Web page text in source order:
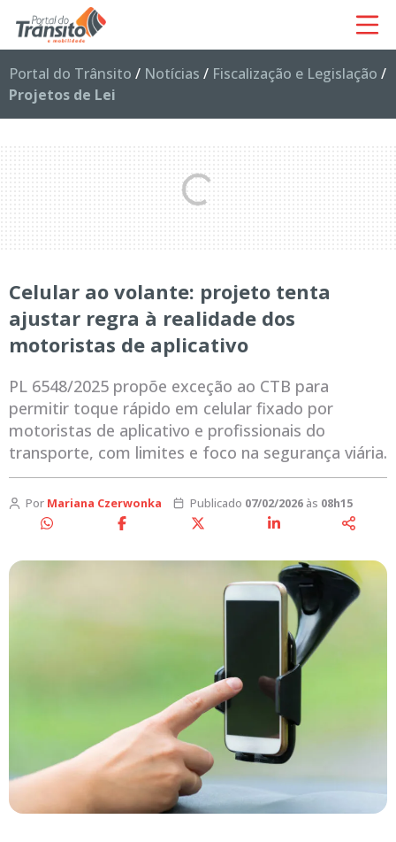
Portal do Trânsito / Notícias / Fiscalização e Legislação /
Projetos de Lei
Celular ao volante: projeto tenta
ajustar regra à realidade dos
motoristas de aplicativo
PL 6548/2025 propõe exceção ao CTB para
permitir toque rápido em celular fixado por
motoristas de aplicativo e profissionais do
transporte, com limites e foco na segurança viária.
Por Mariana Czerwonka Publicado 07/02/2026às 08h15